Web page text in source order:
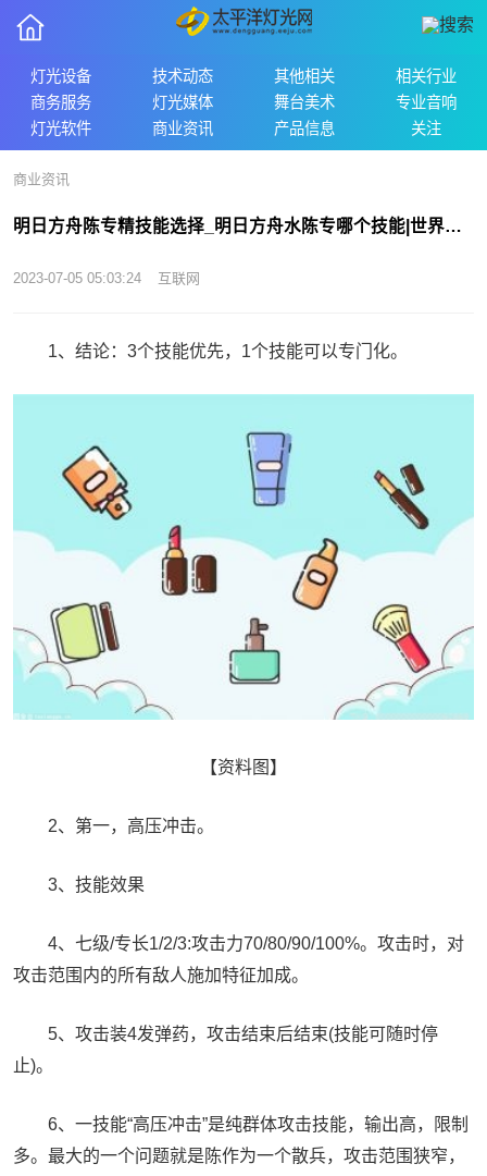
灯光设备 技术动态 其他相关
相关行业
商务服务
灯光媒体 舞台美术
专业音响
灯光软件
商业资讯 产品信息 关注
商业资讯
明日方舟陈专精技能选择_明日方舟水陈专哪个技能|世界新消息
2023-07-05 05:03:24 互联网
1、结论：3个技能优先，1个技能可以专门化。
【资料图】
2、第一，高压冲击。
3、技能效果
4、七级/专长1/2/3:攻击力70/80/90/100%。攻击时，对
攻击范围内的所有敌人施加特征加成。
5、攻击装4发弹药，攻击结束后结束(技能可随时停
止)。
6、一技能“高压冲击”是纯群体攻击技能，输出高，限制
多。最大的一个问题就是陈作为一个散兵，攻击范围狭窄，